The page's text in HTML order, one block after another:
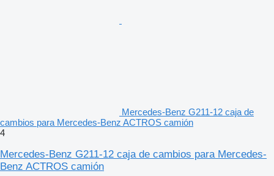
Mercedes-Benz G211-12 caja de
cambios para Mercedes-Benz ACTROS camión
4
Mercedes-Benz G211-12 caja de cambios para Mercedes-
Benz ACTROS camión